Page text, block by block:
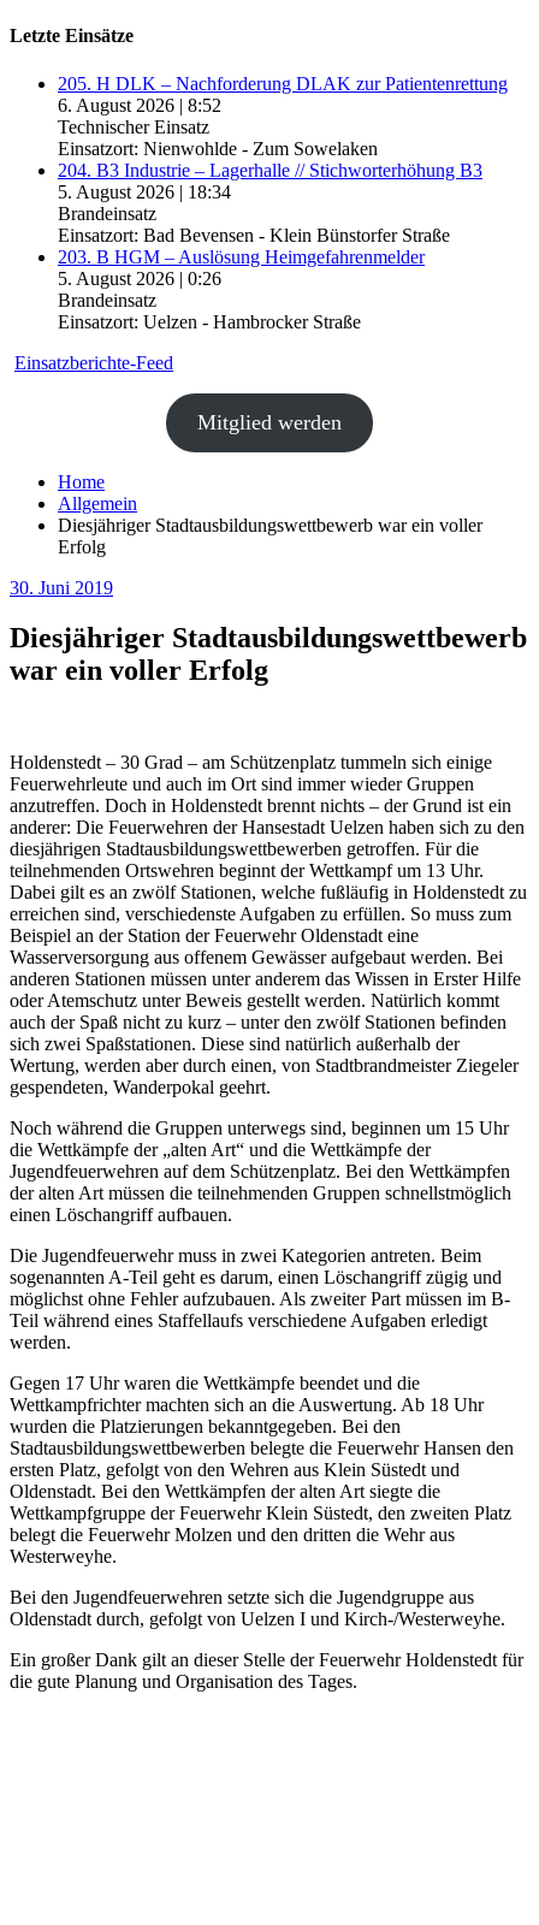
Letzte Einsätze
205. H DLK – Nachforderung DLAK zur Patientenrettung
6. August 2026 | 8:52
Technischer Einsatz
Einsatzort: Nienwohlde - Zum Sowelaken
204. B3 Industrie – Lagerhalle // Stichworterhöhung B3
5. August 2026 | 18:34
Brandeinsatz
Einsatzort: Bad Bevensen - Klein Bünstorfer Straße
203. B HGM – Auslösung Heimgefahrenmelder
5. August 2026 | 0:26
Brandeinsatz
Einsatzort: Uelzen - Hambrocker Straße
Einsatzberichte-Feed
Mitglied werden
Home
Allgemein
Diesjähriger Stadtausbildungswettbewerb war ein voller
Erfolg
30. Juni 2019
Diesjähriger Stadtausbildungswettbewerb
war ein voller Erfolg
Holdenstedt – 30 Grad – am Schützenplatz tummeln sich einige
Feuerwehrleute und auch im Ort sind immer wieder Gruppen
anzutreffen. Doch in Holdenstedt brennt nichts – der Grund ist ein
anderer: Die Feuerwehren der Hansestadt Uelzen haben sich zu den
diesjährigen Stadtausbildungswettbewerben getroffen. Für die
teilnehmenden Ortswehren beginnt der Wettkampf um 13 Uhr.
Dabei gilt es an zwölf Stationen, welche fußläufig in Holdenstedt zu
erreichen sind, verschiedenste Aufgaben zu erfüllen. So muss zum
Beispiel an der Station der Feuerwehr Oldenstadt eine
Wasserversorgung aus offenem Gewässer aufgebaut werden. Bei
anderen Stationen müssen unter anderem das Wissen in Erster Hilfe
oder Atemschutz unter Beweis gestellt werden. Natürlich kommt
auch der Spaß nicht zu kurz – unter den zwölf Stationen befinden
sich zwei Spaßstationen. Diese sind natürlich außerhalb der
Wertung, werden aber durch einen, von Stadtbrandmeister Ziegeler
gespendeten, Wanderpokal geehrt.
Noch während die Gruppen unterwegs sind, beginnen um 15 Uhr
die Wettkämpfe der „alten Art“ und die Wettkämpfe der
Jugendfeuerwehren auf dem Schützenplatz. Bei den Wettkämpfen
der alten Art müssen die teilnehmenden Gruppen schnellstmöglich
einen Löschangriff aufbauen.
Die Jugendfeuerwehr muss in zwei Kategorien antreten. Beim
sogenannten A-Teil geht es darum, einen Löschangriff zügig und
möglichst ohne Fehler aufzubauen. Als zweiter Part müssen im B-
Teil während eines Staffellaufs verschiedene Aufgaben erledigt
werden.
Gegen 17 Uhr waren die Wettkämpfe beendet und die
Wettkampfrichter machten sich an die Auswertung. Ab 18 Uhr
wurden die Platzierungen bekanntgegeben. Bei den
Stadtausbildungswettbewerben belegte die Feuerwehr Hansen den
ersten Platz, gefolgt von den Wehren aus Klein Süstedt und
Oldenstadt. Bei den Wettkämpfen der alten Art siegte die
Wettkampfgruppe der Feuerwehr Klein Süstedt, den zweiten Platz
belegt die Feuerwehr Molzen und den dritten die Wehr aus
Westerweyhe.
Bei den Jugendfeuerwehren setzte sich die Jugendgruppe aus
Oldenstadt durch, gefolgt von Uelzen I und Kirch-/Westerweyhe.
Ein großer Dank gilt an dieser Stelle der Feuerwehr Holdenstedt für
die gute Planung und Organisation des Tages.